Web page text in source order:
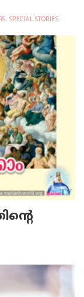
, SPECIAL STORIES